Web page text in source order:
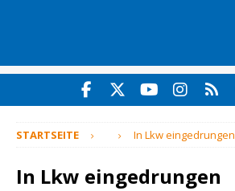
STARTSEITE In Lkw eingedrungen
In Lkw eingedrungen